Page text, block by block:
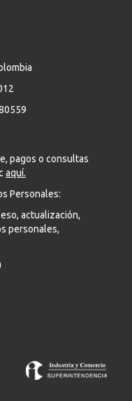
pagos o consultas
aquí.
Personales:
actualización,
personales,